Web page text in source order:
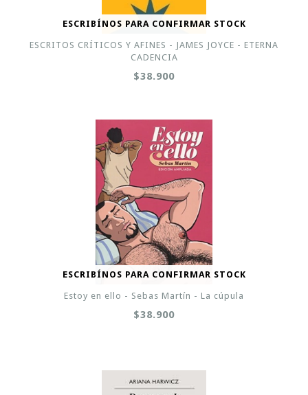
ESCRIBÍNOS PARA CONFIRMAR STOCK
ESCRITOS CRÍTICOS Y AFINES - JAMES JOYCE - ETERNA
CADENCIA
$38.900
ESCRIBÍNOS PARA CONFIRMAR STOCK
Estoy en ello - Sebas Martín - La cúpula
$38.900